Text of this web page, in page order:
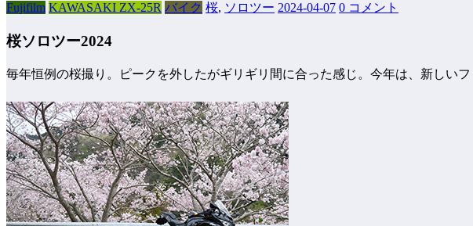
Fujifilm KAWASAKI ZX-25R バイク 桜, ソロツー 2024-04-07 0 コメント
桜ソロツー2024
毎年恒例の桜撮り。ピークを外したがギリギリ間に合った感じ。今年は、新しい